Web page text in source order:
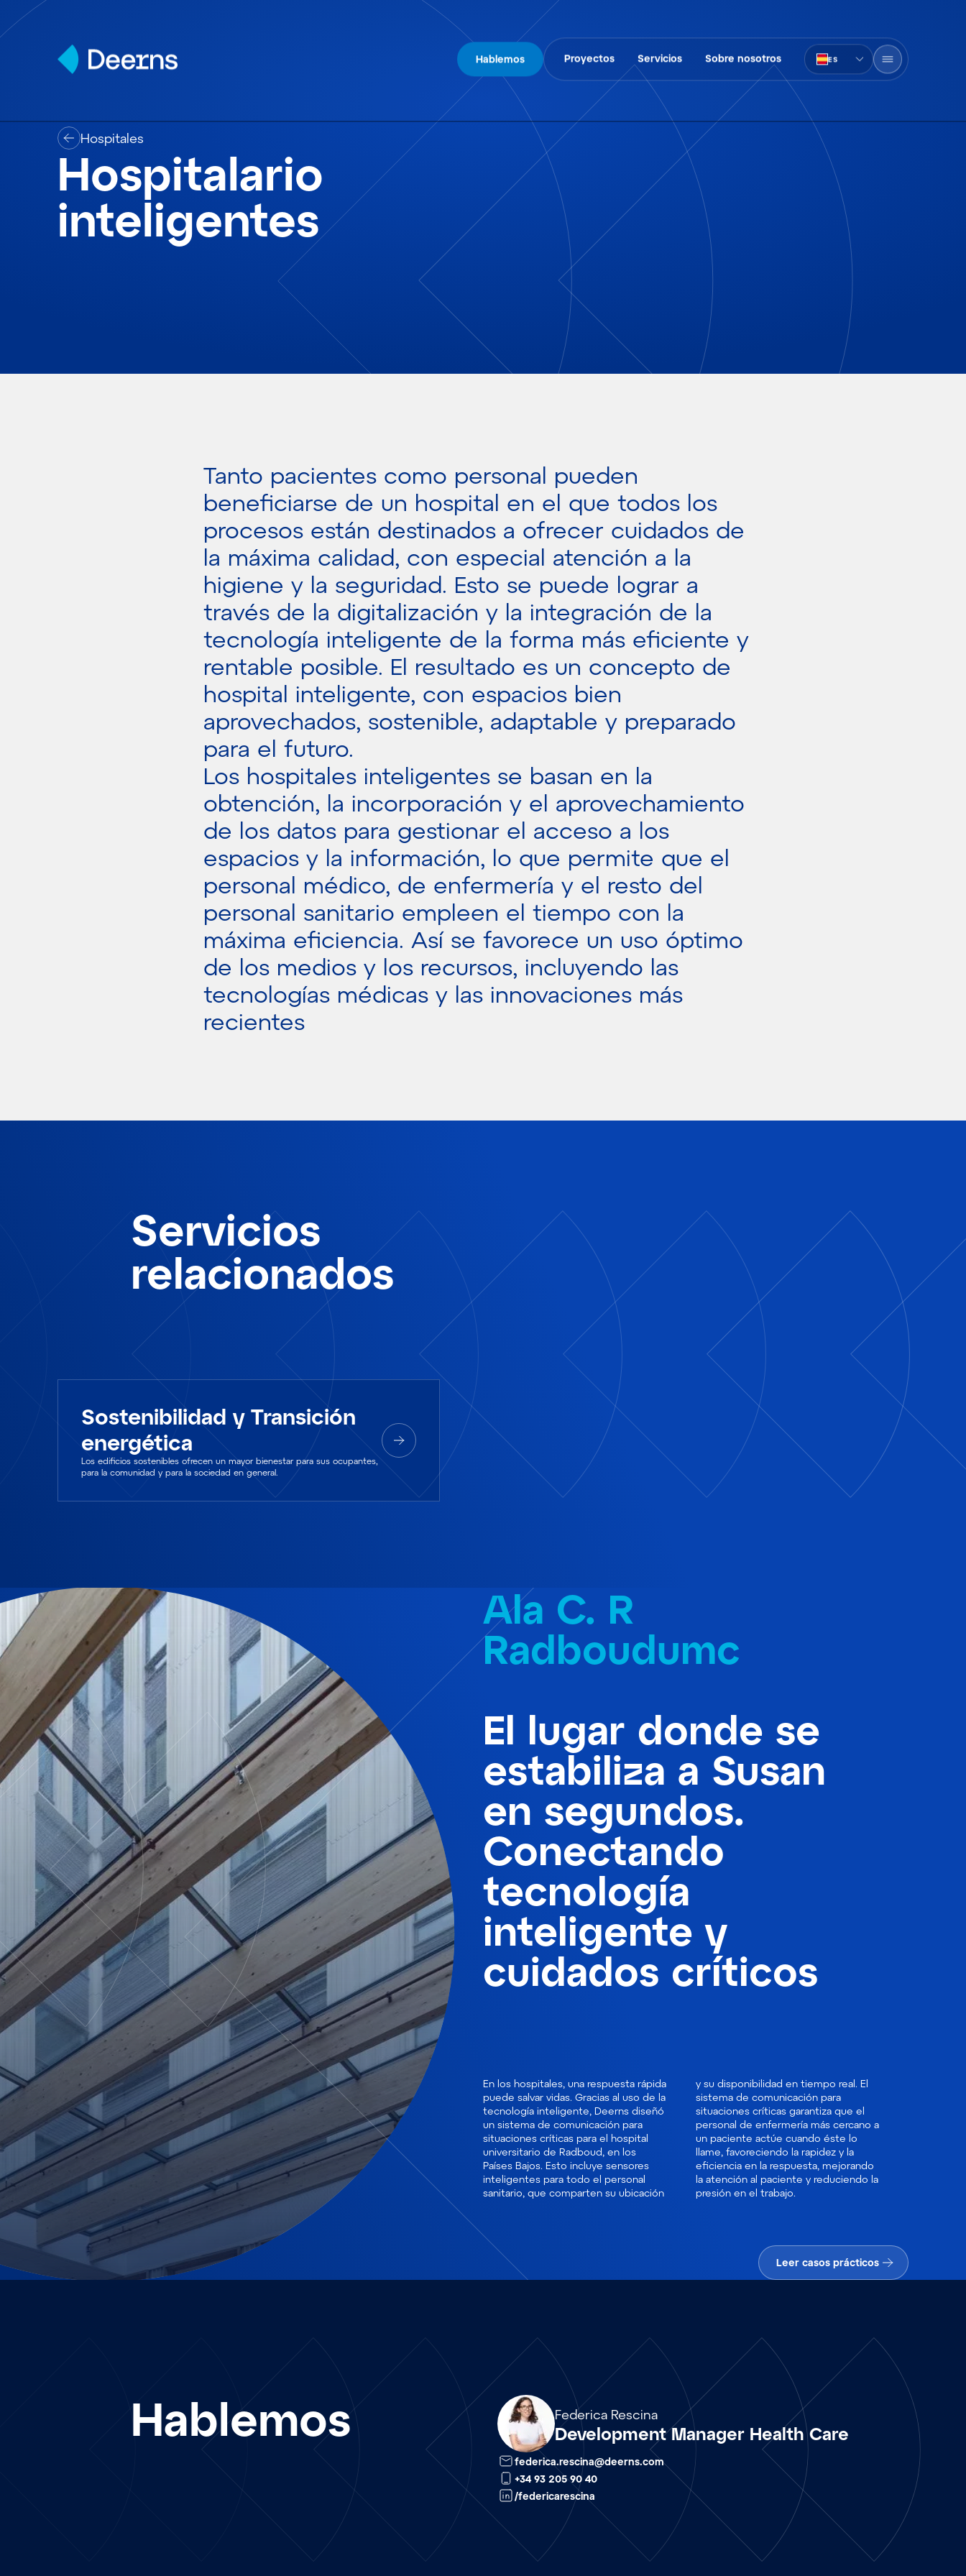
Skip to content
Hablemos Proyectos Servicios Sobre nosotros ES
Hospitales
Hospitalario
inteligentes
Tanto pacientes como personal pueden
beneficiarse de un hospital en el que todos los
procesos están destinados a ofrecer cuidados de
la máxima calidad, con especial atención a la
higiene y la seguridad. Esto se puede lograr a
través de la digitalización y la integración de la
tecnología inteligente de la forma más eficiente y
rentable posible. El resultado es un concepto de
hospital inteligente, con espacios bien
aprovechados, sostenible, adaptable y preparado
para el futuro.
Los hospitales inteligentes se basan en la
obtención, la incorporación y el aprovechamiento
de los datos para gestionar el acceso a los
espacios y la información, lo que permite que el
personal médico, de enfermería y el resto del
personal sanitario empleen el tiempo con la
máxima eficiencia. Así se favorece un uso óptimo
de los medios y los recursos, incluyendo las
tecnologías médicas y las innovaciones más
recientes
Servicios
relacionados
Sostenibilidad y Transición
energética
Los edificios sostenibles ofrecen un mayor bienestar para sus ocupantes,
para la comunidad y para la sociedad en general.
Ala C. R
Radboudumc
El lugar donde se
estabiliza a Susan
en segundos.
Conectando
tecnología
inteligente y
cuidados críticos
En los hospitales, una respuesta rápida
puede salvar vidas. Gracias al uso de la
tecnología inteligente, Deerns diseñó
un sistema de comunicación para
situaciones críticas para el hospital
universitario de Radboud, en los
Países Bajos. Esto incluye sensores
inteligentes para todo el personal
sanitario, que comparten su ubicación
y su disponibilidad en tiempo real. El
sistema de comunicación para
situaciones críticas garantiza que el
personal de enfermería más cercano a
un paciente actúe cuando éste lo
llame, favoreciendo la rapidez y la
eficiencia en la respuesta, mejorando
la atención al paciente y reduciendo la
presión en el trabajo.
Leer casos prácticos
Hablemos Federica Rescina
Development Manager Health Care
Array
federica.rescina@deerns.com
+34 93 205 90 40
/federicarescina